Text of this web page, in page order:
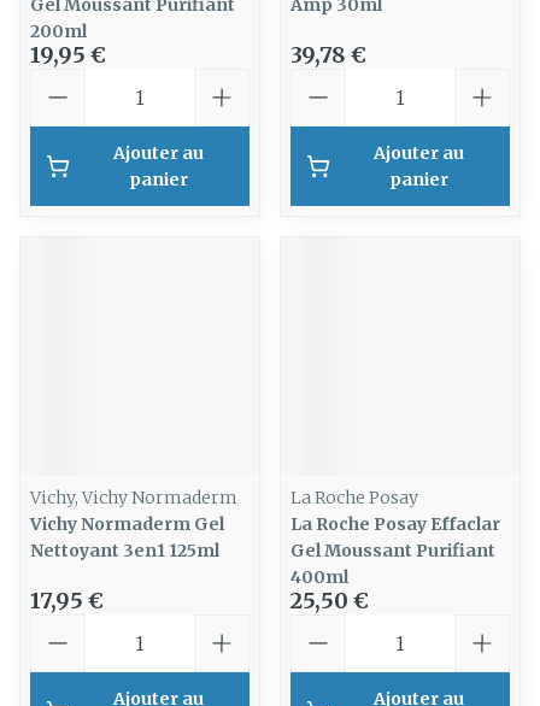
Gel Moussant Purifiant
200ml
19,95 €
Ajouter au
panier
Amp 30ml
39,78 €
Ajouter au
panier
Vichy, Vichy Normaderm
Vichy Normaderm Gel
Nettoyant 3en1 125ml
17,95 €
Ajouter au
La Roche Posay
La Roche Posay Effaclar
Gel Moussant Purifiant
400ml
25,50 €
Ajouter au